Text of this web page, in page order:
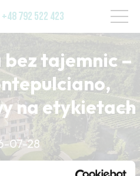
+48 792 522 423
bez tajemnic –
na etykietach
07-28
WIĘCEJ